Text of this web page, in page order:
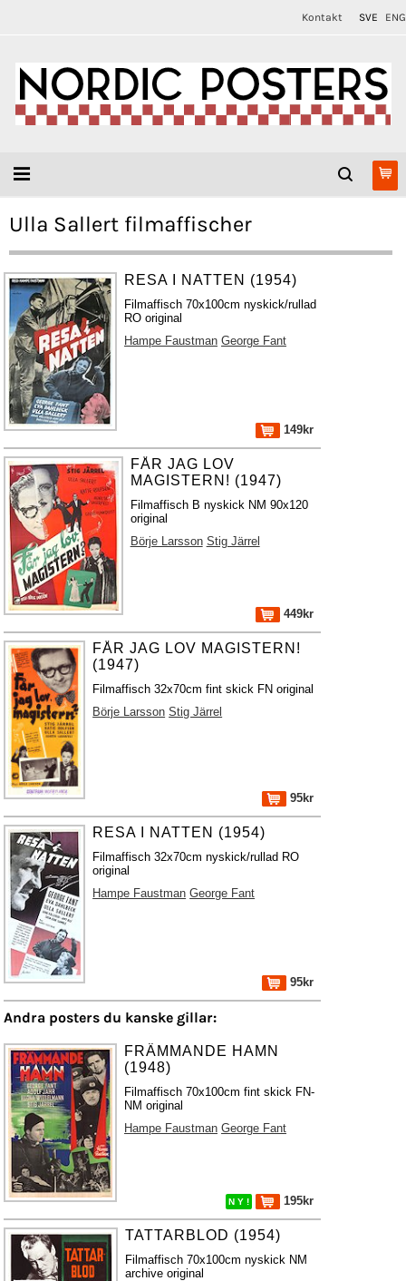
Kontakt SVE ENG
Ulla Sallert filmaffischer
RESA I NATTEN (1954)
Filmaffisch 70x100cm nyskick/rullad
RO original
Hampe Faustman George Fant
149kr
FÅR JAG LOV
MAGISTERN! (1947)
Filmaffisch B nyskick NM 90x120
original
Börje Larsson Stig Järrel
449kr
FÅR JAG LOV MAGISTERN!
(1947)
Filmaffisch 32x70cm fint skick FN original
Börje Larsson Stig Järrel
95kr
RESA I NATTEN (1954)
Filmaffisch 32x70cm nyskick/rullad RO
original
Hampe Faustman George Fant
95kr
Andra posters du kanske gillar:
FRÄMMANDE HAMN
(1948)
Filmaffisch 70x100cm fint skick FN-
NM original
Hampe Faustman George Fant
N Y ! 195kr
TATTARBLOD (1954)
Filmaffisch 70x100cm nyskick NM
archive original